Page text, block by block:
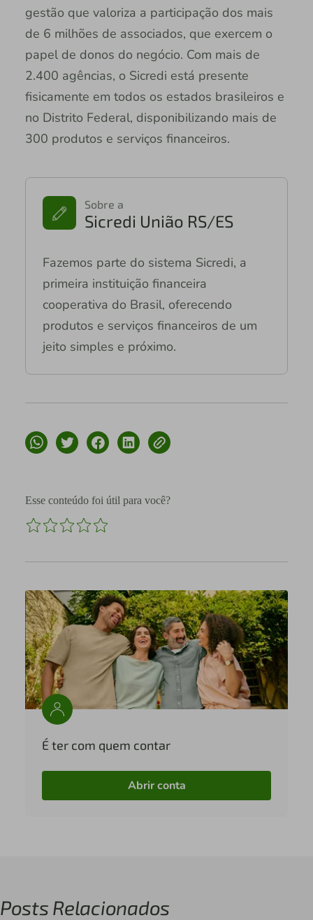
gestão que valoriza a participação dos mais
de 6 milhões de associados, que exercem o
papel de donos do negócio. Com mais de
2.400 agências, o Sicredi está presente
fisicamente em todos os estados brasileiros e
no Distrito Federal, disponibilizando mais de
300 produtos e serviços financeiros.
Sobre a
Sicredi União RS/ES
Fazemos parte do sistema Sicredi, a
primeira instituição financeira
cooperativa do Brasil, oferecendo
produtos e serviços financeiros de um
jeito simples e próximo.
Esse conteúdo foi útil para você?
É ter com quem contar
Abrir conta
Posts Relacionados